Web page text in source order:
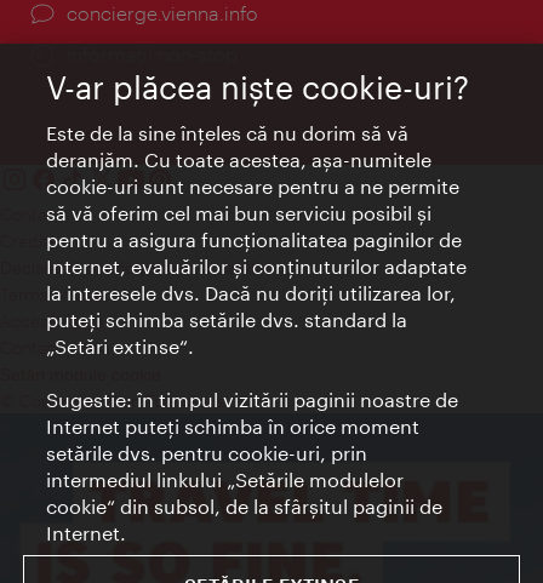
concierge.vienna.info
Contact
Credits
Declaraţie privind protecţia datelor
Terms of Use
Accesibilitate
Contact presa
© Copyright Wien Tourismus
V-ar plăcea nişte cookie-uri?
Este de la sine înţeles că nu dorim să vă
deranjăm. Cu toate acestea, aşa-numitele
cookie-uri sunt necesare pentru a ne permite
să vă oferim cel mai bun serviciu posibil şi
pentru a asigura funcţionalitatea paginilor de
Internet, evaluărilor şi conţinuturilor adaptate
la interesele dvs. Dacă nu doriţi utilizarea lor,
puteţi schimba setările dvs. standard la
„Setări extinse“.
Sugestie: în timpul vizitării paginii noastre de
Internet puteţi schimba în orice moment
setările dvs. pentru cookie-uri, prin
intermediul linkului „Setările modulelor
cookie“ din subsol, de la sfârşitul paginii de
Internet.